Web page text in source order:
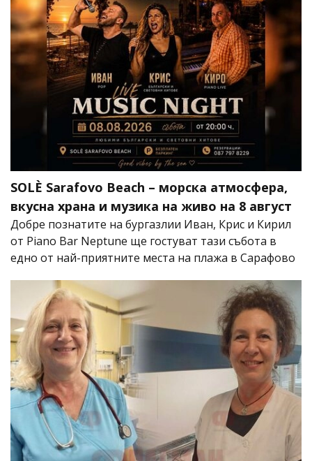
SOLÈ Sarafovo Beach – морска атмосфера,
вкусна храна и музика на живо на 8 август
Добре познатите на бургазлии Иван, Крис и Кирил
от Piano Bar Neptune ще гостуват тази събота в
едно от най-приятните места на плажа в Сарафово